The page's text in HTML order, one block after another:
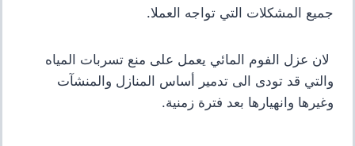
جميع المشكلات التي تواجه العملا.
لان عزل الفوم المائي يعمل على منع تسربات المياه
والتي قد تودى الى تدمير أساس المنازل والمنشآت
وغيرها وانهيارها بعد فترة زمنية.